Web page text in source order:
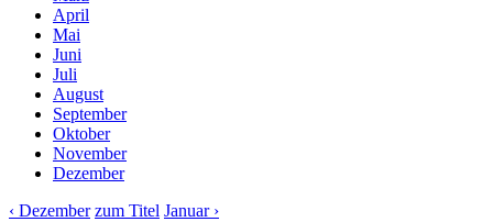
April
Mai
Juni
Juli
August
September
Oktober
November
Dezember
‹ Dezember zum Titel Januar ›